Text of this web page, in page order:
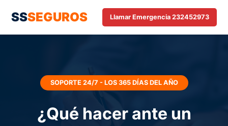
SSSEGUROS Llamar Emergencia 232452973
SOPORTE 24/7 - LOS 365 DÍAS DEL AÑO
¿Qué hacer ante un